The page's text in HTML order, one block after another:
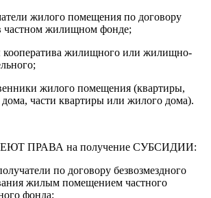
жилого помещения по договору
частном жилищном фонде;
кооператива жилищного или жилищно-
жилого помещения (квартиры,
части квартиры или жилого дома).
ПРАВА на получение СУБСИДИИ:
по договору безвозмездного
жилым помещением частного
фонда;